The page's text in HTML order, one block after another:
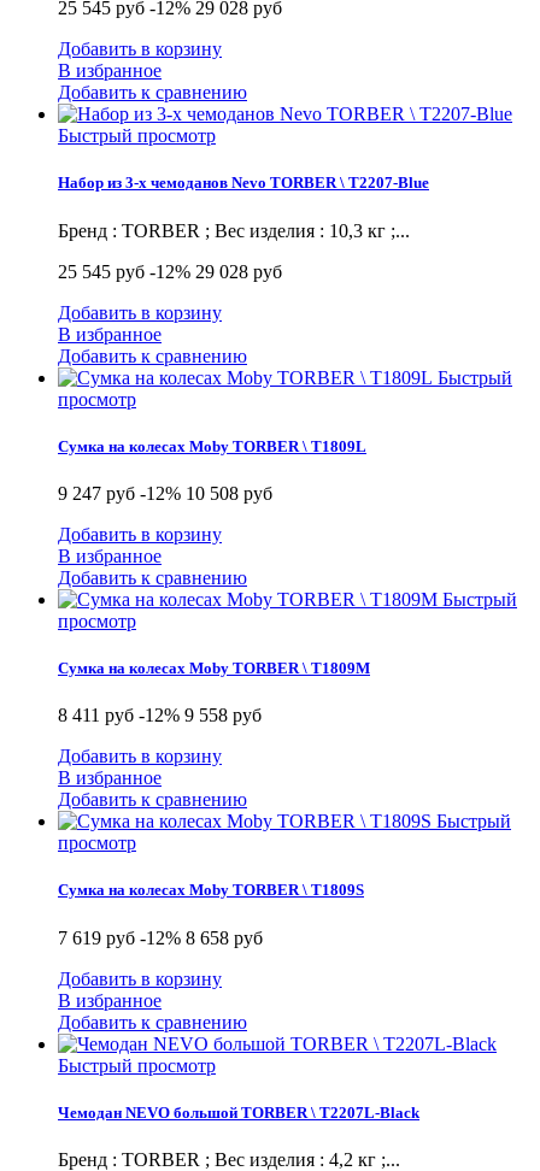
25 545 руб -12% 29 028 руб
Добавить в корзину
В избранное
Добавить к сравнению
Быстрый просмотр
Набор из 3-х чемоданов Nevo TORBER \ T2207-Blue
Бренд : TORBER ; Вес изделия : 10,3 кг ;...
25 545 руб -12% 29 028 руб
Добавить в корзину
В избранное
Добавить к сравнению
Быстрый
просмотр
Сумка на колесах Moby TORBER \ T1809L
9 247 руб -12% 10 508 руб
Добавить в корзину
В избранное
Добавить к сравнению
Быстрый
просмотр
Сумка на колесах Moby TORBER \ T1809M
8 411 руб -12% 9 558 руб
Добавить в корзину
В избранное
Добавить к сравнению
Быстрый
просмотр
Сумка на колесах Moby TORBER \ T1809S
7 619 руб -12% 8 658 руб
Добавить в корзину
В избранное
Добавить к сравнению
Быстрый просмотр
Чемодан NEVO большой TORBER \ T2207L-Black
Бренд : TORBER ; Вес изделия : 4,2 кг ;...